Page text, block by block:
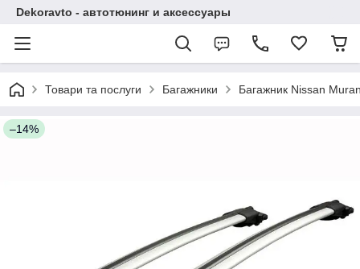
Dekoravto - автотюнинг и аксессуары
Товари та послуги Багажники Багажник Nissan
–14%